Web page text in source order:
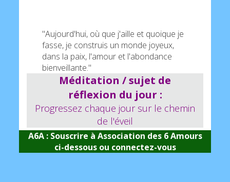
"Aujourd'hui, où que j'aille et quoique je
fasse, je construis un monde joyeux,
dans la paix, l'amour et l'abondance
bienveillante."
Méditation / sujet de
réflexion du jour :
Progressez chaque jour sur le chemin
de l'éveil
L'âme est venu en incarnnation pour évoluer au
travers de l'expérience physique. L'esprit
A6A : Souscrire à Association des 6 Amours
ci-dessous ou connectez-vous